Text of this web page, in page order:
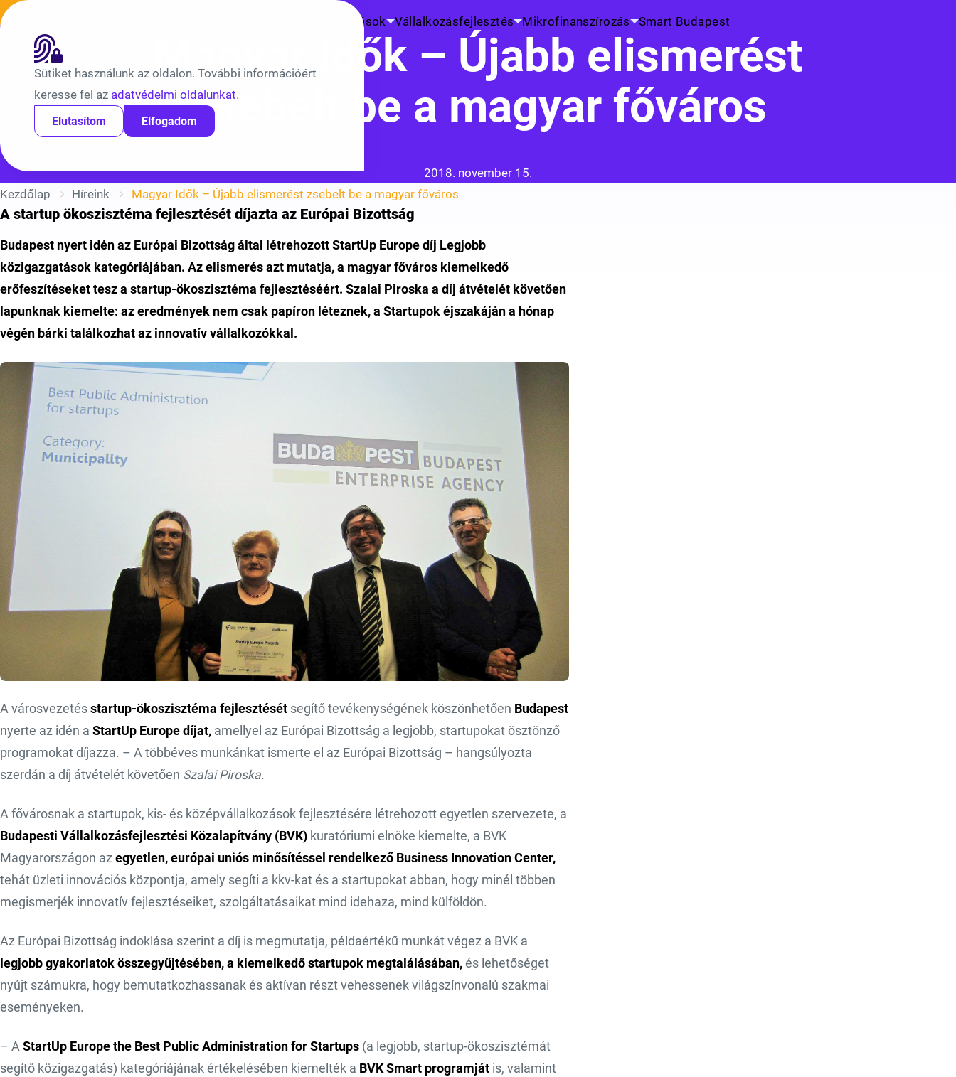
Sütiket használunk az oldalon. További információért
keresse fel az adatvédelmi oldalunkat.
Elutasítom Elfogadom
Kutatások Vállalkozásfejlesztés Mikrofinanszírozás Smart Budapest
Magyar Idők – Újabb elismerést
zsebelt be a magyar főváros
Közzétéve:
2018. november 15.
Kezdőlap
Híreink Magyar Idők – Újabb elismerést zsebelt be a magyar főváros
A startup ökoszisztéma fejlesztését díjazta az Európai Bizottság
Budapest nyert idén az Európai Bizottság által létrehozott StartUp Europe díj Legjobb
közigazgatások kategóriájában. Az elismerés azt mutatja, a magyar főváros kiemelkedő
erőfeszítéseket tesz a startup-ökoszisztéma fejlesztéséért. Szalai Piroska a díj átvételét követően
lapunknak kiemelte: az eredmények nem csak papíron léteznek, a Startupok éjszakáján a hónap
végén bárki találkozhat az innovatív vállalkozókkal.
A városvezetés startup-ökoszisztéma fejlesztését segítő tevékenységének köszönhetően Budapest
nyerte az idén a StartUp Europe díjat, amellyel az Euró­pai Bizottság a legjobb, start­upokat ösztönző
programokat díjazza. – A többéves munkánkat ismerte el az Európai Bizottság – hangsúlyozta
szerdán a díj átvételét követően Szalai Piroska.
A fővárosnak a start­upok, kis- és középvállalkozások fejlesztésére létrehozott egyetlen szervezete, a
Budapesti Vállalkozásfejlesztési Közalapítvány (BVK) kuratóriumi elnöke kiemelte, a BVK
Magyarországon az egyetlen, európai uniós minősítéssel rendelkező Business Innovation Center,
tehát üzleti ­innovációs központja, amely segíti a kkv-kat és a startupokat abban, hogy minél többen
megismerjék innovatív fejlesztéseiket, szolgáltatásaikat mind idehaza, mind külföldön.
Az Európai Bizottság indoklása szerint a díj is megmutatja, példaértékű munkát végez a BVK a
legjobb gyakorlatok összegyűjtésében, a kiemelkedő start­upok megtalálásában, és lehetőséget
nyújt számukra, hogy bemutatkozhassanak és aktívan részt vehessenek világszínvonalú szakmai
eseményeken.
– A StartUp Europe the Best Public Administration for Startups (a legjobb, startup-ökoszisztémát
segítő közigazgatás) kategóriájának értékelésében kiemelték a BVK Smart programját is, valamint